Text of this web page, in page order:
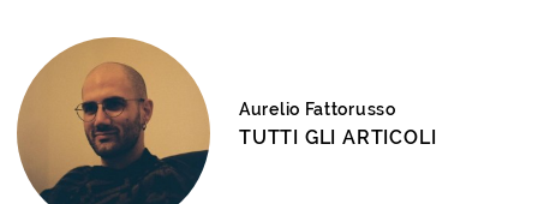
Aurelio Fattorusso
TUTTI GLI ARTICOLI